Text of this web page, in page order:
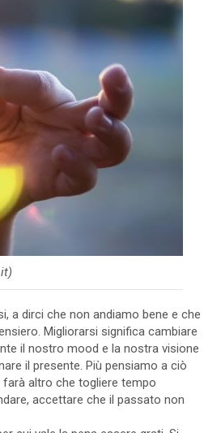
a dirci che non andiamo bene e che
Migliorarsi significa cambiare
il nostro mood e la nostra visione
il presente. Più pensiamo a ciò
altro che togliere tempo
accettare che il passato non